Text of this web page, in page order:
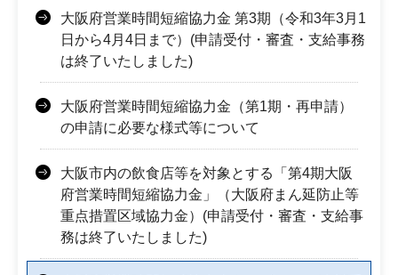
大阪府営業時間短縮協力金 第3期（令和3年3月1
日から4月4日まで）(申請受付・審査・支給事務
は終了いたしました)
大阪府営業時間短縮協力金（第1期・再申請）
の申請に必要な様式等について
大阪市内の飲食店等を対象とする「第4期大阪
府営業時間短縮協力金」（大阪府まん延防止等
重点措置区域協力金）(申請受付・審査・支給事
務は終了いたしました)